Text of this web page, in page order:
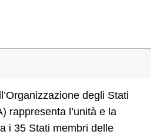
degli Stati
rappresenta l’unità e la
i 35 Stati membri delle